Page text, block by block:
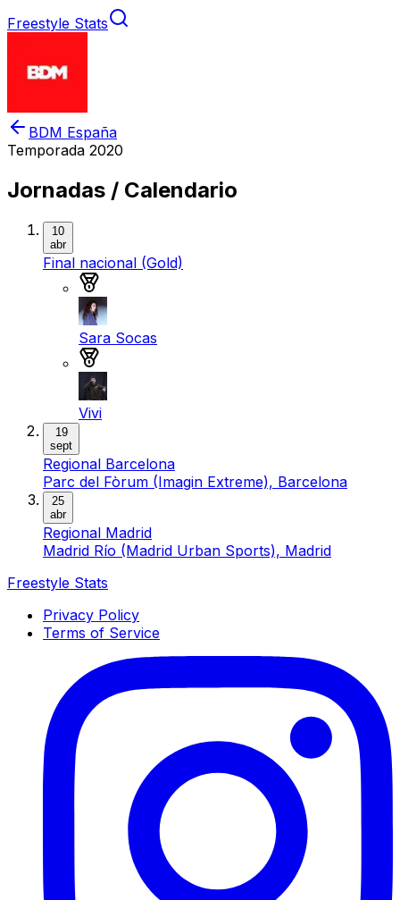
Freestyle Stats
BDM España
Temporada 2020
Jornadas / Calendario
10
abr
Final nacional (Gold)
Sara Socas
Vivi
19
sept
Regional Barcelona
Parc del Fòrum (Imagin Extreme), Barcelona
25
abr
Regional Madrid
Madrid Río (Madrid Urban Sports), Madrid
Freestyle Stats
Privacy Policy
Terms of Service